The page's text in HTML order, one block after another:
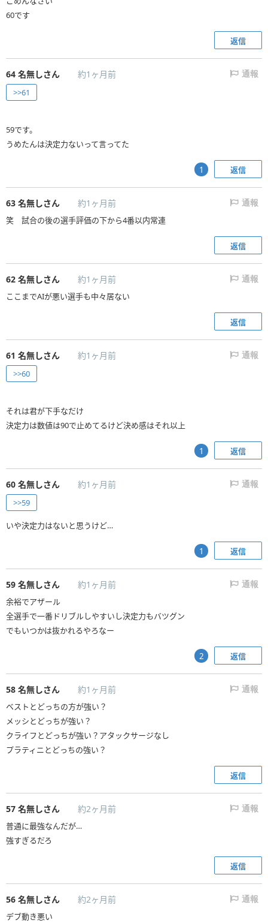
60です
返信
64 名無しさん 約1ヶ月前 通報
>>61
59です。
うめたんは決定力ないって言ってた
返信
1
63 名無しさん 約1ヶ月前 通報
笑 試合の後の選手評価の下から4番以内常連
返信
62 名無しさん 約1ヶ月前 通報
ここまでAIが悪い選手も中々居ない
返信
61 名無しさん 約1ヶ月前 通報
>>60
それは君が下手なだけ
決定力は数値は90で止めてるけど決め感はそれ以上
返信
1
60 名無しさん 約1ヶ月前 通報
>>59
いや決定力はないと思うけど…
返信
1
59 名無しさん 約1ヶ月前 通報
余裕でアザール
全選手で一番ドリブルしやすいし決定力もバツグン
でもいつかは抜かれるやろなー
返信
2
58 名無しさん 約1ヶ月前 通報
ベストとどっちの方が強い？
メッシとどっちが強い？
クライフとどっちが強い？アタックサージなし
プラティニとどっちの強い？
返信
57 名無しさん 約2ヶ月前 通報
普通に最強なんだが…
強すぎるだろ
返信
56 名無しさん 約2ヶ月前 通報
デブ動き悪い